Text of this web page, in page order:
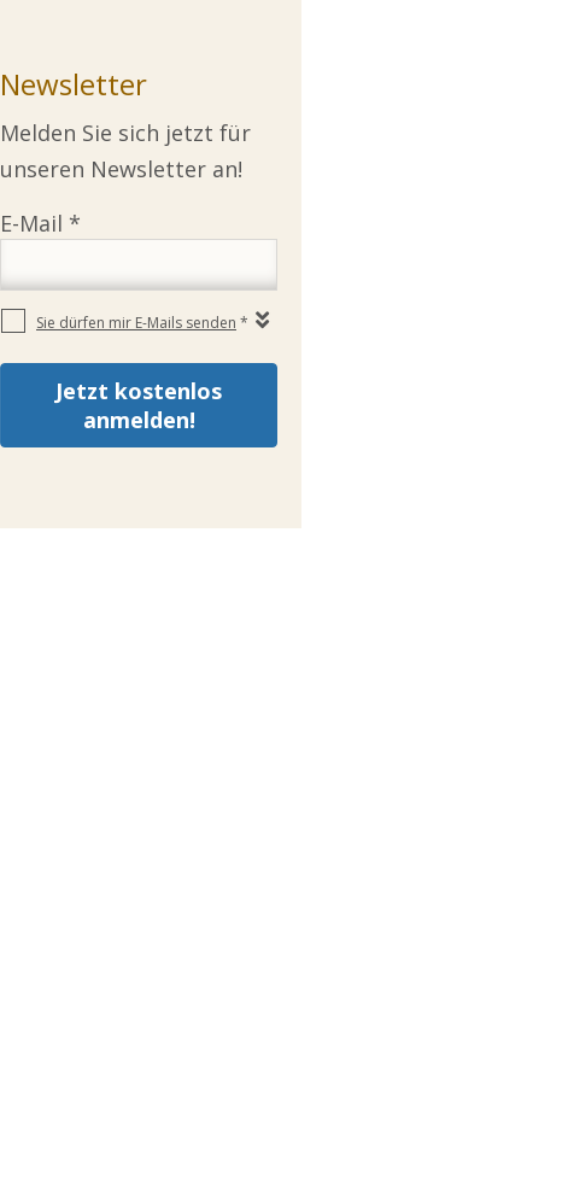
Newsletter
Melden Sie sich jetzt für
unseren Newsletter an!